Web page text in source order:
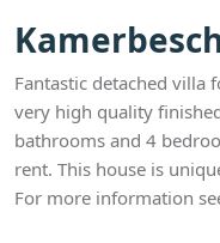
Fantastic detached villa
very high quality
bathrooms and 4
rent. This house is
For more information